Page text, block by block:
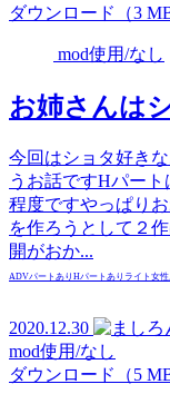
ダウンロード（3 MB
mod使用/なし
お姉さんは
今回はショタ好き
うお話ですHパー
程度ですやっぱり
を作ろうとして２
開がおか...
ADVパートあり Hパートあり ライト 女
2020.12.30
mod使用/なし
ダウンロード（5 MB